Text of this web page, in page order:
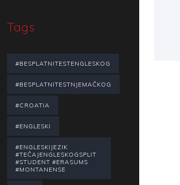
Tags
#BESPLATNITESTENGLESKOG
#BESPLATNITESTNJEMAČKOG
#CROATIA
#ENGLESKI
#ENGLESKIJEZIK
#TEČAJENGLESKOGSPLIT
#STUDENT #ERASUMS
#MONTANENSE